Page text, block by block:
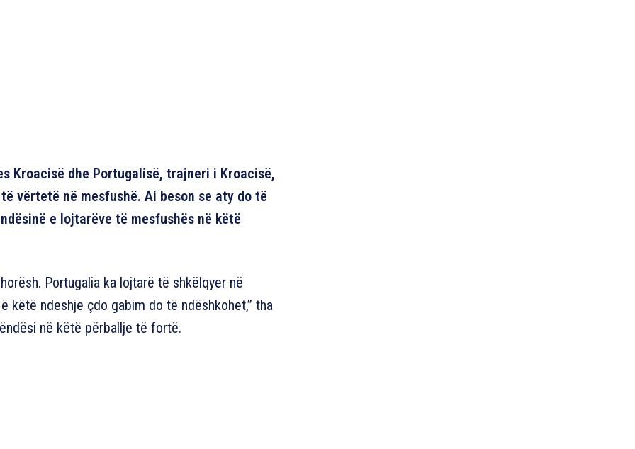
Kroacisë dhe Portugalisë, trajneri i Kroacisë,
vërtetë në mesfushë. Ai beson se aty do të
e lojtarëve të mesfushës në këtë
Portugalia ka lojtarë të shkëlqyer në
këtë ndeshje çdo gabim do të ndëshkohet,” tha
në këtë përballje të fortë.